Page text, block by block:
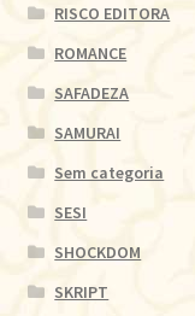
RISCO EDITORA
ROMANCE
SAFADEZA
SAMURAI
Sem categoria
SESI
SHOCKDOM
SKRIPT